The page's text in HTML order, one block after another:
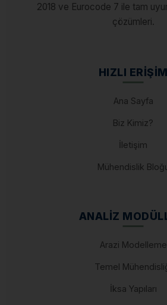
2018 ve Eurocode 7 ile tam
çözümleri.
HIZLI ERIŞIM
Ana Sayfa
Biz Kimiz?
İletişim
Mühendislik
ANALIZ
Arazi Modelleme
Temel
İksa Yapıları